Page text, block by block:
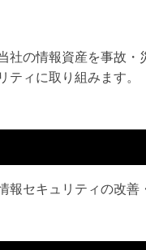
社の情報資産を事故
ティに取り組みます。
セキュリティの改善